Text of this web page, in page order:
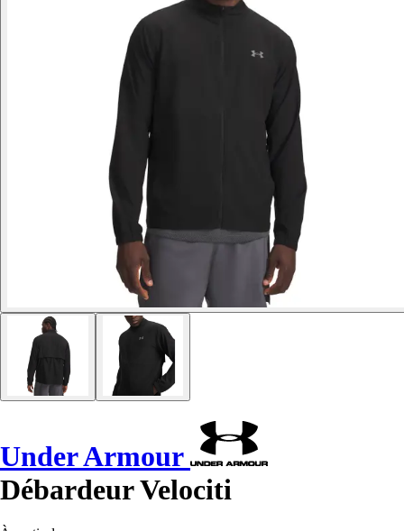
Under Armour
Débardeur Velociti